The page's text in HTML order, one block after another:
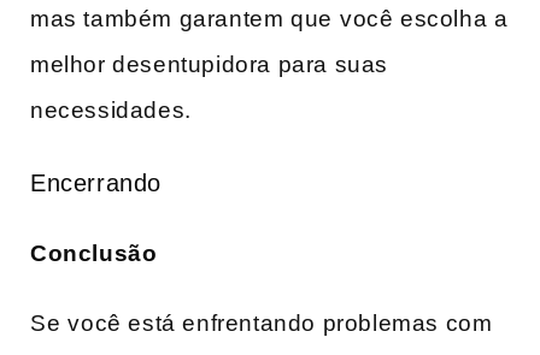
mas também​ garantem‍ que⁣ você escolha‍ a⁢
melhor‌ desentupidora para ‍suas
necessidades.
Encerrando
Conclusão
Se ⁣você está‍ enfrentando problemas com